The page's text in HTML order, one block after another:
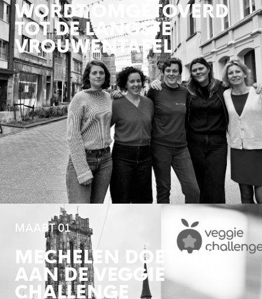
WORDT OMGETOVERD
TOT DE LANGSTE
VROUWENTAFEL
MAART 01
MECHELEN DOET MEE
AAN DE VEGGIE
CHALLENGE